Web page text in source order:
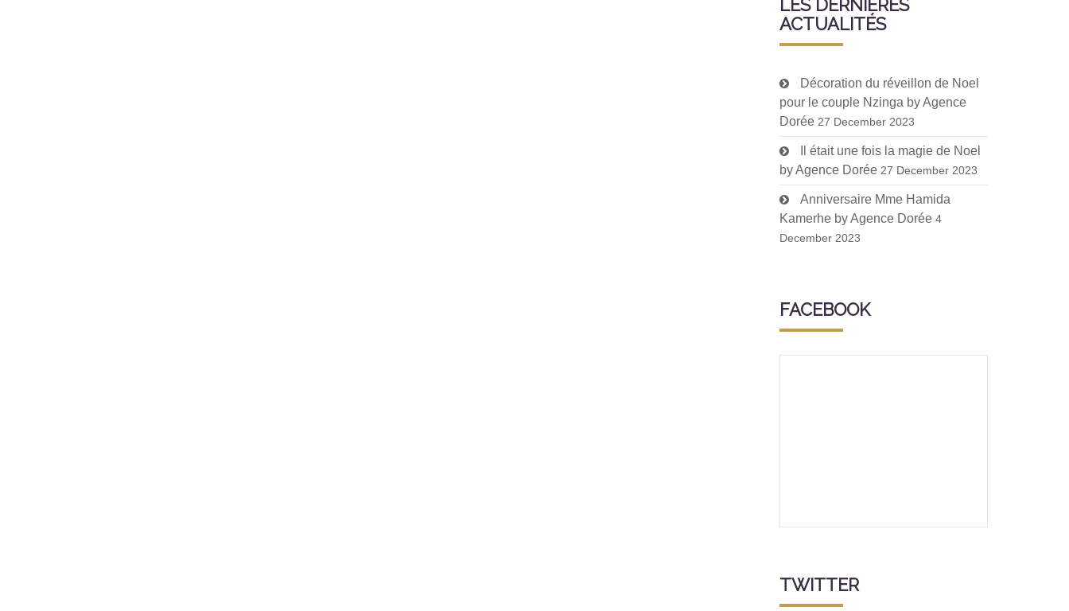
LES DERNIERES
ACTUALITÉS
Décoration du réveillon de Noel
pour le couple Nzinga by Agence
Dorée 27 December 2023
Il était une fois la magie de Noel
by Agence Dorée 27 December 2023
Anniversaire Mme Hamida
Kamerhe by Agence Dorée 4
December 2023
FACEBOOK
TWITTER